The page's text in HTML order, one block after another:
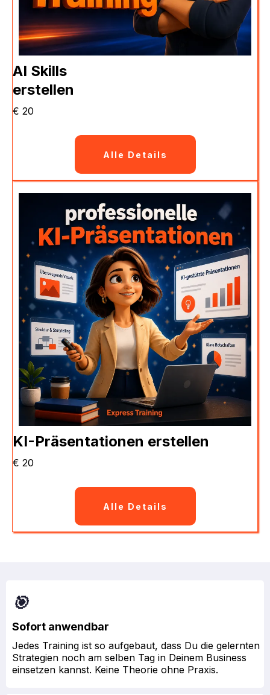
AI Skills
erstellen
€ 20
Alle Details
KI-Präsentationen erstellen
€ 20
Alle Details
🎯
Sofort anwendbar
Jedes Training ist so aufgebaut, dass Du die gelernten
Strategien noch am selben Tag in Deinem Business
einsetzen kannst. Keine Theorie ohne Praxis.